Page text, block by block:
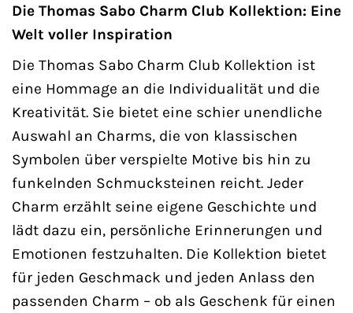
Die Thomas Sabo Charm Club Kollektion: Eine
Welt voller Inspiration
Die Thomas Sabo Charm Club Kollektion ist
eine Hommage an die Individualität und die
Kreativität. Sie bietet eine schier unendliche
Auswahl an Charms, die von klassischen
Symbolen über verspielte Motive bis hin zu
funkelnden Schmucksteinen reicht. Jeder
Charm erzählt seine eigene Geschichte und
lädt dazu ein, persönliche Erinnerungen und
Emotionen festzuhalten. Die Kollektion bietet
für jeden Geschmack und jeden Anlass den
passenden Charm – ob als Geschenk für einen